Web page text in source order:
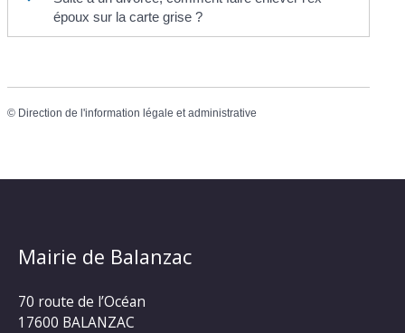
époux sur la carte grise ?
© Direction de l'information légale et administrative
Mairie de Balanzac
70 route de l’Océan
17600 BALANZAC